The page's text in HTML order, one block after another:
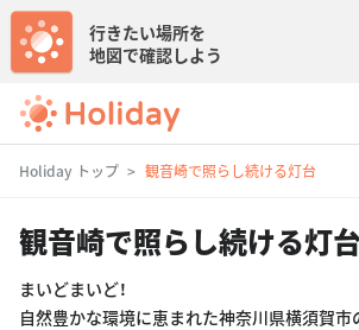
行きたい場所を
地図で確認しよう
Holiday トップ 観音崎で照らし続ける灯台
観音崎で照らし続ける灯
まいどまいど！
自然豊かな環境に恵まれた神奈川県横須賀市